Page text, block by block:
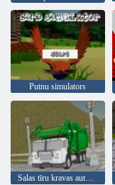
Putnu simulators